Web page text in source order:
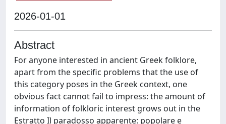
2026-01-01
Abstract
For anyone interested in ancient Greek folklore,
apart from the specific problems that the use of
this category poses in the Greek context, one
obvious fact cannot fail to impress: the amount of
information of folkloric interest grows out in the
Estratto Il paradosso apparente: popolare e